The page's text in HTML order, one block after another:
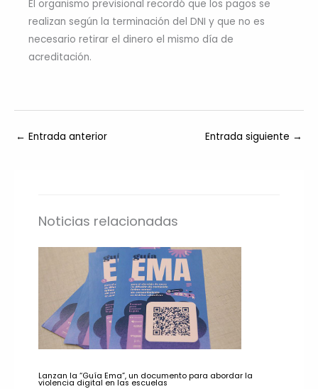
El organismo previsional recordó que los pagos se
realizan según la terminación del DNI y que no es
necesario retirar el dinero el mismo día de
acreditación.
← Entrada anterior Entrada siguiente →
Noticias relacionadas
Lanzan la “Guía Ema”, un documento para abordar la
violencia digital en las escuelas